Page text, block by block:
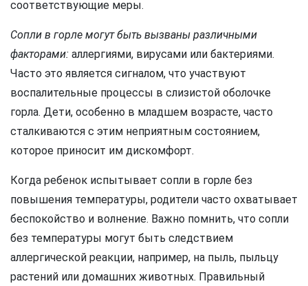
соответствующие меры.
Сопли в горле могут быть вызваны различными
факторами: аллергиями, вирусами или бактериями.
Часто это является сигналом, что участвуют
воспалительные процессы в слизистой оболочке
горла. Дети, особенно в младшем возрасте, часто
сталкиваются с этим неприятным состоянием,
которое приносит им дискомфорт.
Когда ребенок испытывает сопли в горле без
повышения температуры, родители часто охватывает
беспокойство и волнение. Важно помнить, что сопли
без температуры могут быть следствием
аллергической реакции, например, на пыль, пыльцу
растений или домашних животных. Правильный